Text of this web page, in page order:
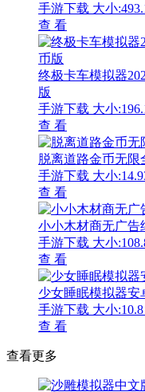
手游下载 大小
查 看
终极卡车模拟器
版
手游下载 大小
查 看
脱离道路金币无限
手游下载 大小
查 看
小小木材商无广告
手游下载 大小
查 看
少女睡眠模拟器安
手游下载 大小
查 看
查看更多